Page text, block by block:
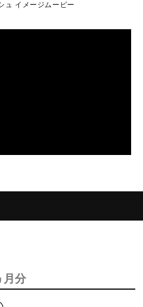
ュ イメージムービー
月分